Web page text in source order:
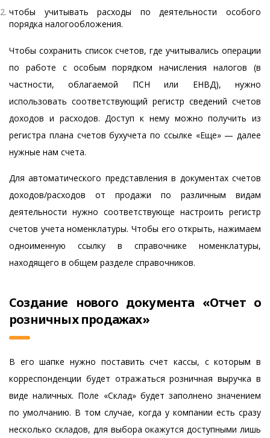
чтобы учитывать расходы по деятельности особого
порядка налогообложения.
Чтобы сохранить список счетов, где учитывались операции
по работе с особым порядком начисления налогов (в
частности, облагаемой ПСН или ЕНВД), нужно
использовать соответствующий регистр сведений счетов
доходов и расходов. Доступ к нему можно получить из
регистра плана счетов бухучета по ссылке «Еще» — далее
нужные нам счета.
Для автоматического представления в документах счетов
доходов/расходов от продажи по различным видам
деятельности нужно соответствующе настроить регистр
счетов учета номенклатуры. Чтобы его открыть, нажимаем
одноименную ссылку в справочнике номенклатуры,
находящего в общем разделе справочников.
Создание нового документа «Отчет о
розничных продажах»
В его шапке нужно поставить счет кассы, с которым в
корреспонденции будет отражаться розничная выручка в
виде наличных. Поле «Склад» будет заполнено значением
по умолчанию. В том случае, когда у компании есть сразу
несколько складов, для выбора окажутся доступными лишь